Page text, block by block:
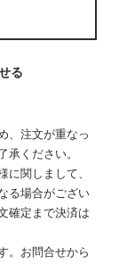
る
、注文が重なっ
承ください。
関しまして、
る場合がござい
確定まで決済は
。お問合せから